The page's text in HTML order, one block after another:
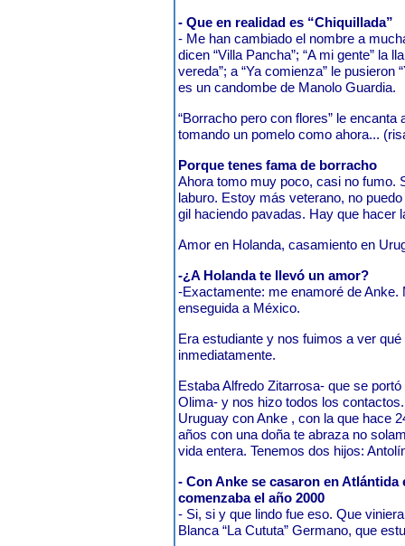
- Que en realidad es “Chiquillada”
- Me han cambiado el nombre a
dicen “Villa Pancha”; “A mi gente” la
vereda”; a “Ya comienza” le pusieron
es un candombe de Manolo Guardia.
“Borracho pero con flores” le encanta
tomando un pomelo como ahora...
Porque tenes fama de borracho
Ahora tomo muy poco, casi no fumo.
laburo. Estoy más veterano, no
gil haciendo pavadas. Hay que hacer
Amor en Holanda, casamiento en
-¿A Holanda te llevó un amor?
-Exactamente: me enamoré de Anke.
enseguida a México.
Era estudiante y nos fuimos a ver
inmediatamente.
Estaba Alfredo Zitarrosa- que se
Olima- y nos hizo todos los
Uruguay con Anke , con la que hace
años con una doña te abraza no
vida entera. Tenemos dos hijos:
- Con Anke se casaron en
comenzaba el año 2000
- Si, si y que lindo fue eso. Que
Blanca “La Cututa” Germano, que